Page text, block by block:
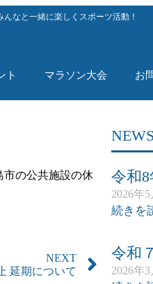
なと一緒に楽しくスポーツ活動！
ト マラソン大会 お
市の公共施設の休
NEXT
延期について
NEWS
令和
2026年5
続きを
令和
2026年3